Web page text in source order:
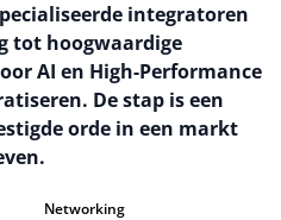
integratoren
tot hoogwaardige
AI en High-Performance
De stap is een
orde in een markt
Networking